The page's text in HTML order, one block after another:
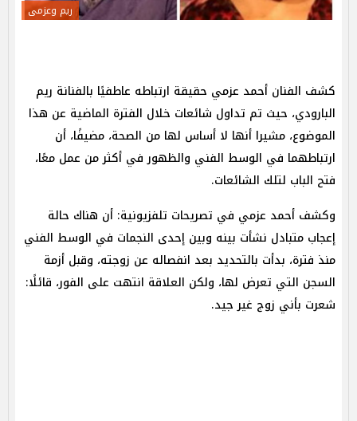
ريم وعزمى
كشف الفنان أحمد عزمي حقيقة ارتباطه عاطفيًا بالفنانة ريم
البارودي، حيث تم تداول شائعات خلال الفترة الماضية عن هذا
الموضوع، مشيرا أنها لا أساس لها من الصحة، مضيفًا، أن
ارتباطهما في الوسط الفني والظهور في أكثر من عمل معًا،
فتح الباب لتلك الشائعات.
وكشف أحمد عزمي في تصريحات تلفزيونية: أن هناك حالة
إعجاب متبادل نشأت بينه وبين إحدى النجمات في الوسط الفني
منذ فترة، بدأت بالتحديد بعد انفصاله عن زوجته، وقبل أزمة
السجن التي تعرض لها، ولكن العلاقة انتهت على الفور، قائلًا:
شعرت بأني زوج غير جيد.